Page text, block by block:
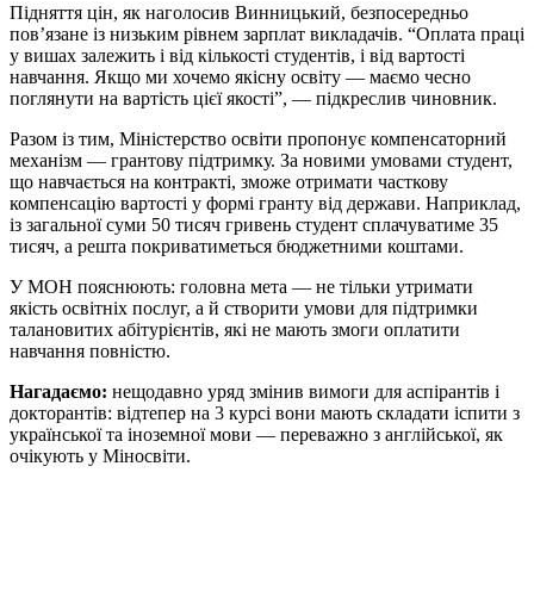
Підняття цін, як наголосив Винницький, безпосередньо
пов’язане із низьким рівнем зарплат викладачів. “Оплата праці
у вишах залежить і від кількості студентів, і від вартості
навчання. Якщо ми хочемо якісну освіту — маємо чесно
поглянути на вартість цієї якості”, — підкреслив чиновник.
Разом із тим, Міністерство освіти пропонує компенсаторний
механізм — грантову підтримку. За новими умовами студент,
що навчається на контракті, зможе отримати часткову
компенсацію вартості у формі гранту від держави. Наприклад,
із загальної суми 50 тисяч гривень студент сплачуватиме 35
тисяч, а решта покриватиметься бюджетними коштами.
У МОН пояснюють: головна мета — не тільки утримати
якість освітніх послуг, а й створити умови для підтримки
талановитих абітурієнтів, які не мають змоги оплатити
навчання повністю.
Нагадаємо: нещодавно уряд змінив вимоги для аспірантів і
докторантів: відтепер на 3 курсі вони мають складати іспити з
української та іноземної мови — переважно з англійської, як
очікують у Міносвіти.